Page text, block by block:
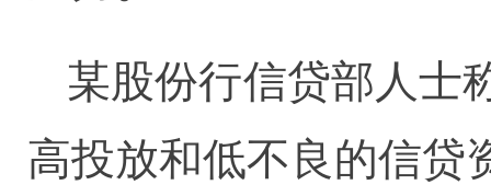
某股份行信贷部人士
高投放和低不良的信贷